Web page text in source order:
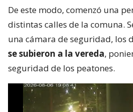
De este modo, comenzó una
distintas calles de la comuna.
una cámara de seguridad, los
se subieron a la vereda,
seguridad de los peatones.